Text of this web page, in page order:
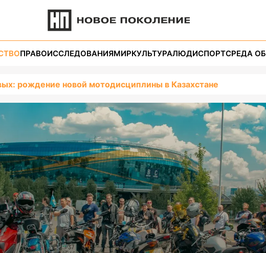
ПРАВОИССЛЕДОВАНИЯМИРКУЛЬТУРАЛЮДИСПОРТСРЕДА
рождение новой мотодисциплины в Казахстане